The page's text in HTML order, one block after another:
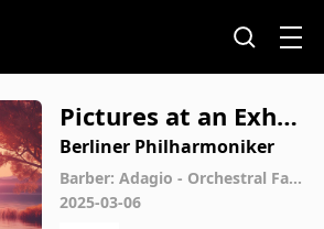
Pictures at an Exhib
ition: VII. Limoges, l
e marché (Orch. Ra
vel, M. A 24)
Berliner Philharmoniker
Barber: Adagio - Orchestral Fav
ourites
2025-03-06